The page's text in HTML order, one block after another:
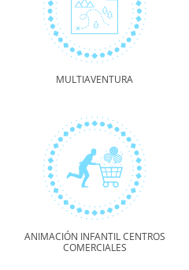
MULTIAVENTURA
ANIMACIÓN INFANTIL CENTROS
COMERCIALES